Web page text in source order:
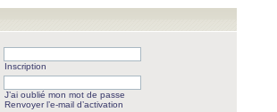
Inscription
J’ai oublié mon mot de passe
Renvoyer l’e-mail d’activation